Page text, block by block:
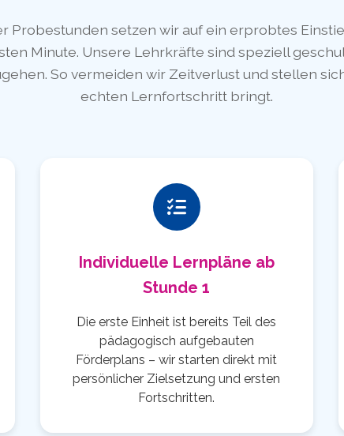
Probestunden setzen wir auf ein erprobtes
Minute. Unsere Lehrkräfte sind speziell
So vermeiden wir Zeitverlust und stellen
echten Lernfortschritt bringt.
Individuelle Lernpläne ab
Stunde 1
Die erste Einheit ist bereits Teil des
pädagogisch aufgebauten
Förderplans – wir starten direkt mit
persönlicher Zielsetzung und ersten
Fortschritten.